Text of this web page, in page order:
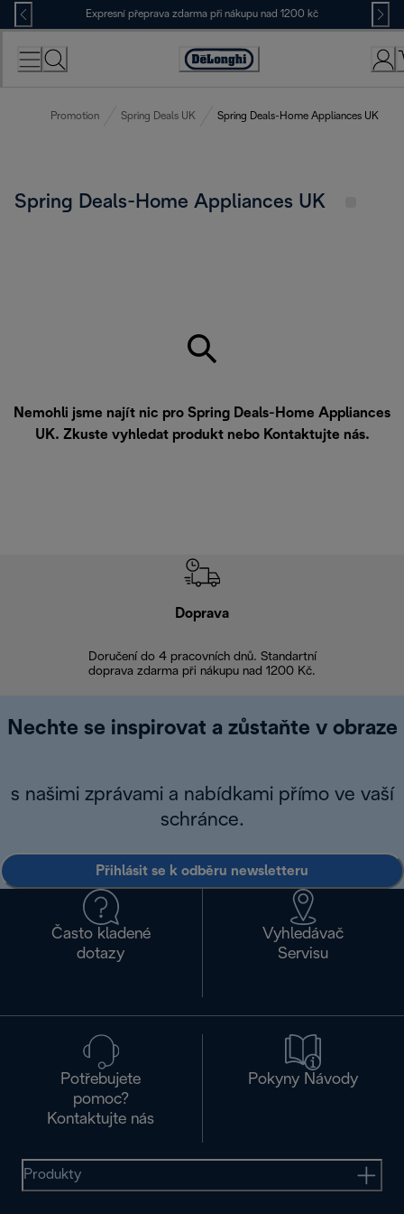
Skip
to
Content
Expresní přeprava zdarma při nákupu nad 1200 kč
Accessibility
Promotion Spring Deals UK Spring Deals-Home Appliances UK
Spring Deals-Home Appliances UK
Nemohli jsme najít nic pro Spring Deals-Home Appliances
UK. Zkuste vyhledat produkt nebo Kontaktujte nás.
Doprava
Doručení do 4 pracovních dnů. Standartní
doprava zdarma při nákupu nad 1200 Kč.
Nechte se inspirovat a zůstaňte v obraze
s našimi zprávami a nabídkami přímo ve vaší
schránce.
Přihlásit se k odběru newsletteru
Často kladené
dotazy
Vyhledávač
Servisu
Potřebujete
pomoc?
Kontaktujte nás
Pokyny Návody
Produkty